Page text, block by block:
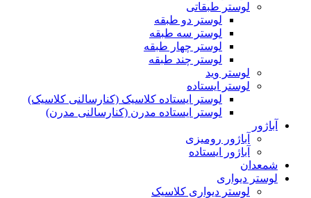
لوستر طبقاتی
لوستر دو طبقه
لوستر سه طبقه
لوستر چهار طبقه
لوستر چند طبقه
لوستر وید
لوستر ایستاده
لوستر ایستاده کلاسیک (کنارسالنی کلاسیک)
لوستر ایستاده مدرن (کنارسالنی مدرن)
آباژور
آباژور رومیزی
آباژور ایستاده
شمعدان
لوستر دیواری
لوستر دیواری کلاسیک